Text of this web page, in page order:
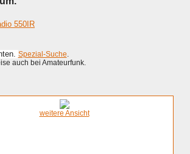
550IR
Spezial-Suche.
auch bei Amateurfunk.
weitere Ansicht